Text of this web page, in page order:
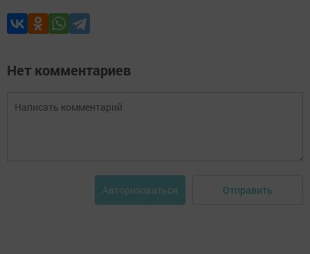
Нет комментариев
Авторизоваться Отправить